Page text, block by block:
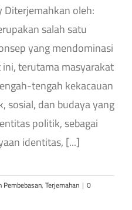
Diterjemahkan oleh:
salah satu
yang mendominasi
terutama masyarakat
tengah kekacauan
sosial, dan budaya yang
politik, sebagai
identitas, [...]
Pembebasan,Terjemahan | 0